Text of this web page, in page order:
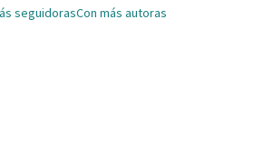
seguidorasCon más autoras